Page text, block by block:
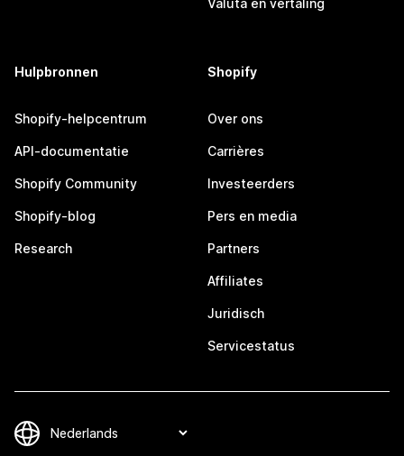
Valuta en vertaling
Hulpbronnen
Shopify-helpcentrum
API-documentatie
Shopify Community
Shopify-blog
Research
Shopify
Over ons
Carrières
Investeerders
Pers en media
Partners
Affiliates
Juridisch
Servicestatus